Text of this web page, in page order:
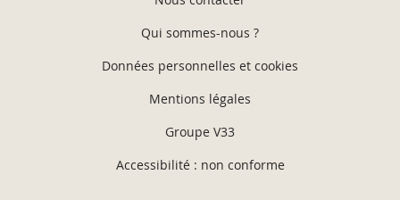
Qui sommes-nous ?
Données personnelles et cookies
Mentions légales
Groupe V33
Accessibilité : non conforme